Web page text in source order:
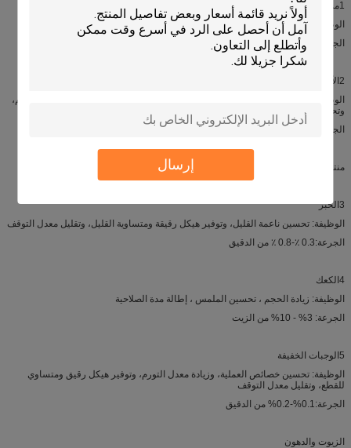
إرسال
1مشروب البروتين
الوظيفة: تثبيت الدهون والبروتينات، ومنع القضاء والترسب
الجرعة:0.05%-0.1% من مجموع المنتجات
2الآيس كريم
الوظيفة:تجنب تشكيل بلورات ثلجية كبيرة، وتحسين الشعور في الفم وتوفير نسيج كريم،
وتحسين الاستقرار
الجرعة:0.1%-0.2% من إجمالي المنتجات
منتجات الدقيق
3الخبز
الوظيفة: تحسين ناعمة القليل، وتوفير هيكل رقيقة ومتساوية القليل، وتقليل معدل التوقف
الجرعة:0.3 ٪-0.8 ٪ من الدقيق
4الكعك
الوظيفة: زيادة الحجم ، تحسين الملمس ، إطالة مدة الصلاحية
الجرعة: 3% - 10% من الزيت
5الوجبات الخفيفة
الوظيفة: تحسين خصائص العملية، وزيادة معدل التورم، وتوفير هيكل رقيق ومتساوي
للقطع، وتقليل معدل التوقف
الجرعة:0.1%-0.2% من الدقيق
الزيوت والدهون